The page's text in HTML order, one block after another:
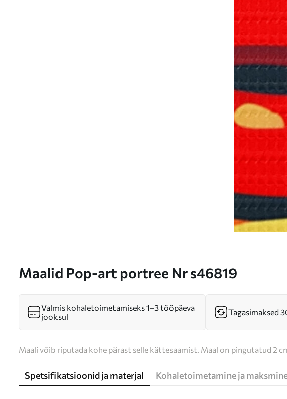
Maalid Pop-art portree Nr s46819
Valmis kohaletoimetamiseks 1–3 tööpäeva
jooksul
Tagasimaksed
Maali võib riputada kohe pärast selle kättesaamist. Maal on pingutatud 2
Spetsifikatsioonid ja materjal Kohaletoimetamine ja